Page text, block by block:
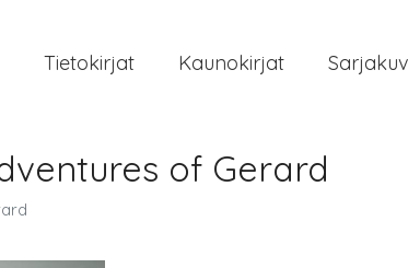
Tietokirjat Kaunokirjat
of Gerard